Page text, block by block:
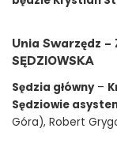
Unia Swarzędz –
SĘDZIOWSKA
Sędzia główny–
Sędziowie
Góra), Robert